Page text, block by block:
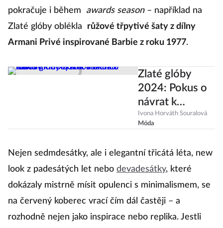
pokračuje i během
awards season– například na
Zlaté glóby oblékla
růžové třpytivé šaty z dílny
Armani Privé inspirované Barbie z roku 1977.
Zlaté glóby
2024: Pokus o
návrat k
hollywoodském
u lesku a
absence růžové
Ivona Horváth Souralová
Móda
Nejen sedmdesátky, ale i elegantní třicátá léta, new
look z padesátých let nebo devadesátky, které
dokázaly mistrně mísit opulenci s minimalismem, se
na červený koberec vrací čím dál častěji – a
rozhodně nejen jako inspirace nebo replika. Jestli